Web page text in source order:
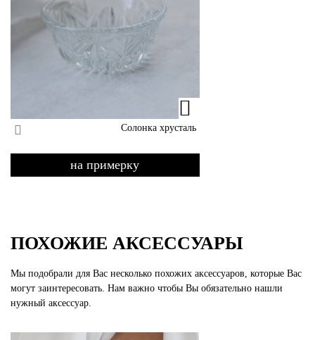
Солонка хрусталь
на примерку
ПОХОЖИЕ АКСЕССУАРЫ
Мы подобрали для Вас несколько похожих аксессуаров, которые Вас
могут заинтересовать. Нам важно чтобы Вы обязательно нашли
нужный аксессуар.